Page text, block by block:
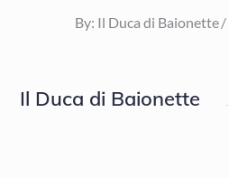
By: Il Duca di Baionette
Il Duca di Baionette